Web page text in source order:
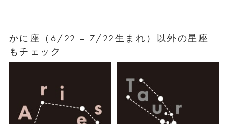
かに座（6/22 – 7/22生まれ）以外の星座
もチェック